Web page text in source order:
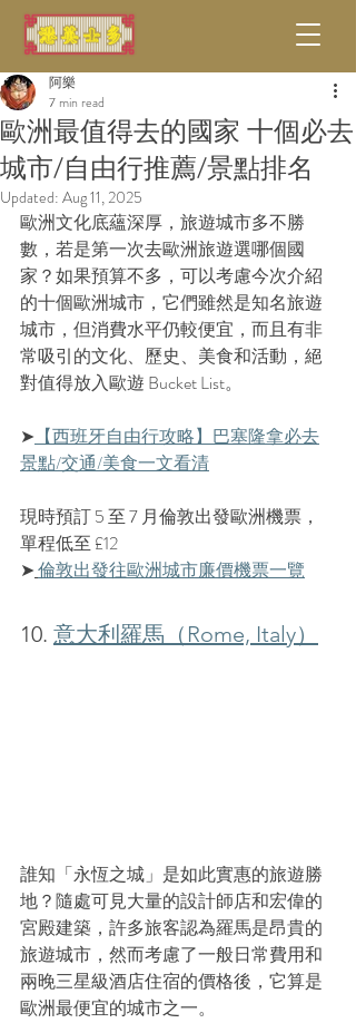
歐洲最值得去的國家 十個必去
城市/自由行推薦/景點排名
阿樂
7 min read
Updated: Aug 11, 2025
歐洲文化底蘊深厚，旅遊城市多不勝
數，若是第一次去歐洲旅遊選哪個國
家？如果預算不多，可以考慮今次介紹
的十個歐洲城市，它們雖然是知名旅遊
城市，但消費水平仍較便宜，而且有非
常吸引的文化、歷史、美食和活動，絕
對值得放入歐遊 Bucket List。
➤ 【西班牙自由行攻略】巴塞隆拿必去
景點/交通/美食一文看清
現時預訂 5 至 7 月倫敦出發歐洲機票，
單程低至 £12
➤倫敦出發往歐洲城市廉價機票一覽
10. 意大利羅馬（Rome, Italy）
誰知「永恆之城」是如此實惠的旅遊勝
地？隨處可見大量的設計師店和宏偉的
宮殿建築，許多旅客認為羅馬是昂貴的
旅遊城市，然而考慮了一般日常費用和
兩晚三星級酒店住宿的價格後，它算是
歐洲最便宜的城市之一。